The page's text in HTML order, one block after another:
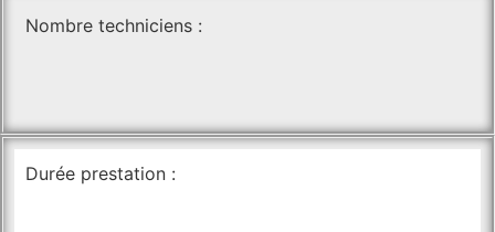
Nombre techniciens :
Durée prestation :